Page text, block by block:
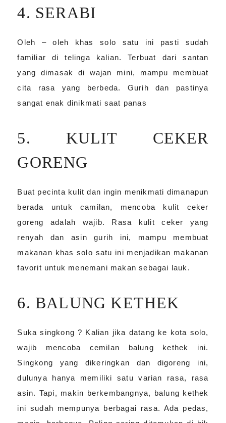
4. SERABI
Oleh – oleh khas solo satu ini pasti sudah
familiar di telinga kalian. Terbuat dari santan
yang dimasak di wajan mini, mampu membuat
cita rasa yang berbeda. Gurih dan pastinya
sangat enak dinikmati saat panas
5. KULIT CEKER
GORENG
Buat pecinta kulit dan ingin menikmati dimanapun
berada untuk camilan, mencoba kulit ceker
goreng adalah wajib. Rasa kulit ceker yang
renyah dan asin gurih ini, mampu membuat
makanan khas solo satu ini menjadikan makanan
favorit untuk menemani makan sebagai lauk.
6. BALUNG KETHEK
Suka singkong ? Kalian jika datang ke kota solo,
wajib mencoba cemilan balung kethek ini.
Singkong yang dikeringkan dan digoreng ini,
dulunya hanya memiliki satu varian rasa, rasa
asin. Tapi, makin berkembangnya, balung kethek
ini sudah mempunya berbagai rasa. Ada pedas,